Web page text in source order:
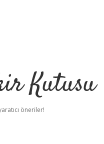
Kutusu
öneriler!